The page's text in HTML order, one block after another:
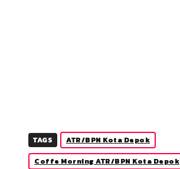
TAGS
ATR/BPN Kota Depok
Coffe Morning ATR/BPN Kota Depok